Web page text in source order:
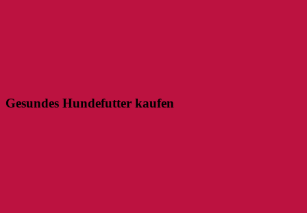
Gesundes Hundefutter kaufen